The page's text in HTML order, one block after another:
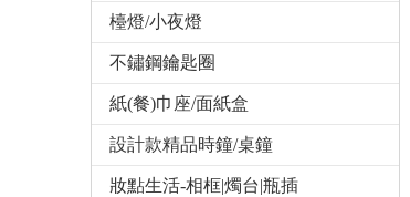
檯燈/小夜燈
不鏽鋼鑰匙圈
紙(餐)巾座/面紙盒
設計款精品時鐘/桌鐘
妝點生活-相框|燭台|瓶插